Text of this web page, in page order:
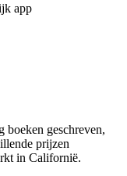
app
boeken geschreven,
prijzen
in Californië.